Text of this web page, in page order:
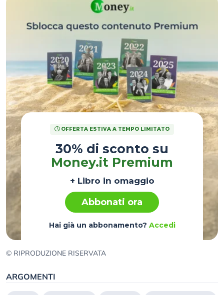
OFFERTA ESTIVA A TEMPO LIMITATO
30% di sconto su
Money.it Premium
+ Libro in omaggio
Abbonati ora
Hai già un abbonamento? Accedi
© RIPRODUZIONE RISERVATA
ARGOMENTI